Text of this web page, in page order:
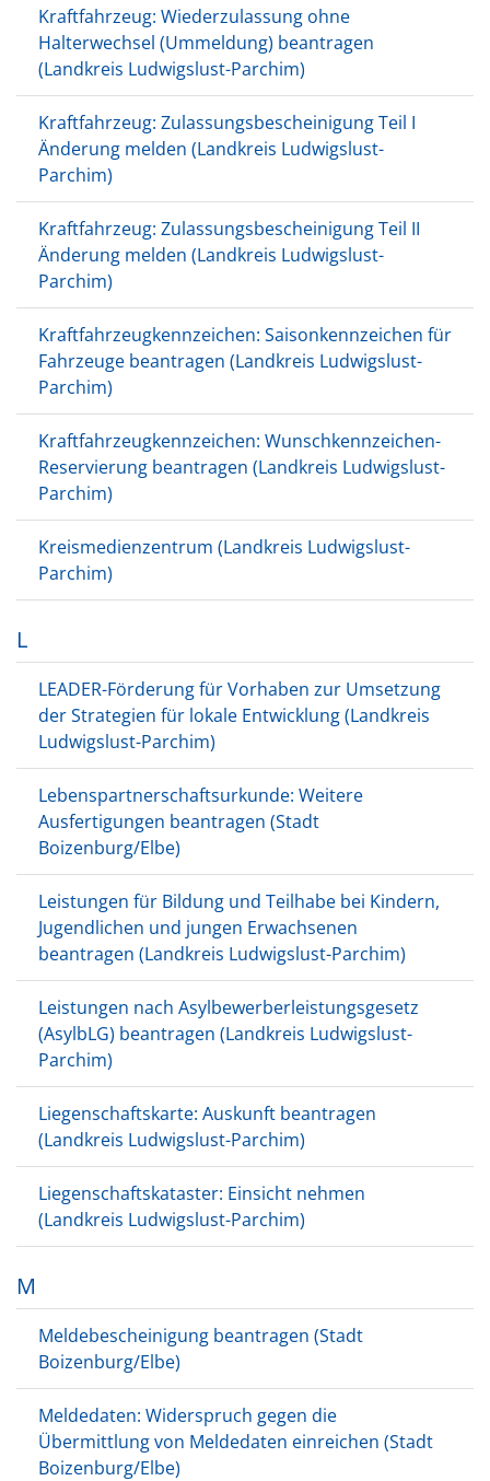
Kraftfahrzeug: Wiederzulassung ohne
Halterwechsel (Ummeldung) beantragen
(Landkreis Ludwigslust-Parchim)
Kraftfahrzeug: Zulassungsbescheinigung Teil I
Änderung melden (Landkreis Ludwigslust-
Parchim)
Kraftfahrzeug: Zulassungsbescheinigung Teil II
Änderung melden (Landkreis Ludwigslust-
Parchim)
Kraftfahrzeugkennzeichen: Saisonkennzeichen für
Fahrzeuge beantragen (Landkreis Ludwigslust-
Parchim)
Kraftfahrzeugkennzeichen: Wunschkennzeichen-
Reservierung beantragen (Landkreis Ludwigslust-
Parchim)
Kreismedienzentrum (Landkreis Ludwigslust-
Parchim)
L
LEADER-Förderung für Vorhaben zur Umsetzung
der Strategien für lokale Entwicklung (Landkreis
Ludwigslust-Parchim)
Lebenspartnerschaftsurkunde: Weitere
Ausfertigungen beantragen (Stadt
Boizenburg/Elbe)
Leistungen für Bildung und Teilhabe bei Kindern,
Jugendlichen und jungen Erwachsenen
beantragen (Landkreis Ludwigslust-Parchim)
Leistungen nach Asylbewerberleistungsgesetz
(AsylbLG) beantragen (Landkreis Ludwigslust-
Parchim)
Liegenschaftskarte: Auskunft beantragen
(Landkreis Ludwigslust-Parchim)
Liegenschaftskataster: Einsicht nehmen
(Landkreis Ludwigslust-Parchim)
M
Meldebescheinigung beantragen (Stadt
Boizenburg/Elbe)
Meldedaten: Widerspruch gegen die
Übermittlung von Meldedaten einreichen (Stadt
Boizenburg/Elbe)